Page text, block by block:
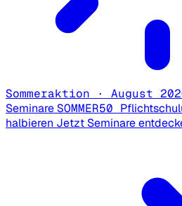
Sommeraktion · August
SeminareSOMMER50
halbieren Jetzt Seminare